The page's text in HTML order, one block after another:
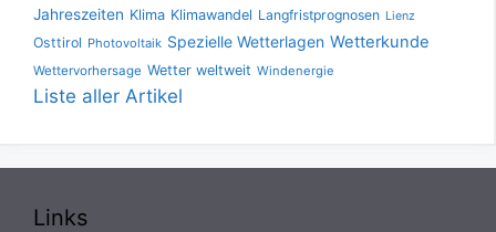
Jahreszeiten Klima Klimawandel Langfristprognosen Lienz
Osttirol Photovoltaik Spezielle Wetterlagen Wetterkunde
Wettervorhersage Wetter weltweit Windenergie
Liste aller Artikel
Links